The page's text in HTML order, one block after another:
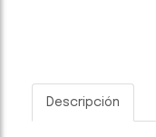
Descripción